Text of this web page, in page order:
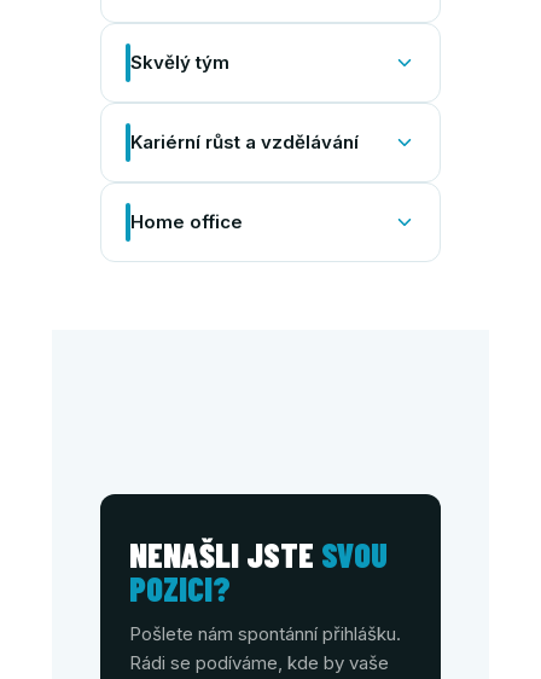
Skvělý tým
Kariérní růst a vzdělávání
Home office
NENAŠLI JSTE SVOU
POZICI?
Pošlete nám spontánní přihlášku.
Rádi se podíváme, kde by vaše